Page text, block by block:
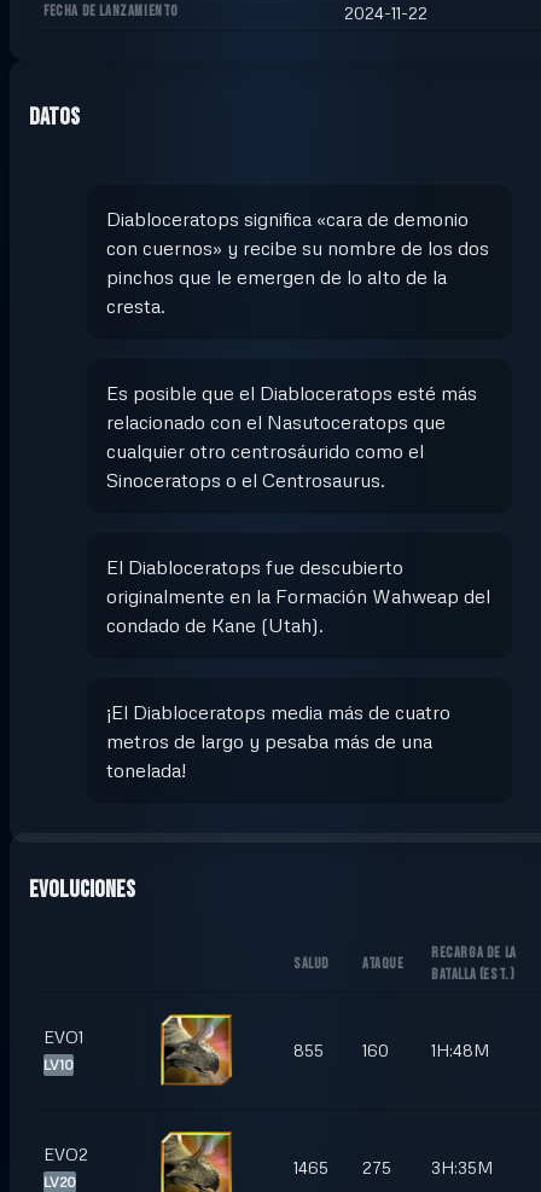
FECHA DE LANZAMIENTO 2024-11-22
Datos
Diabloceratops significa «cara de demonio
con cuernos» y recibe su nombre de los dos
pinchos que le emergen de lo alto de la
cresta.
Es posible que el Diabloceratops esté más
relacionado con el Nasutoceratops que
cualquier otro centrosáurido como el
Sinoceratops o el Centrosaurus.
El Diabloceratops fue descubierto
originalmente en la Formación Wahweap del
condado de Kane (Utah).
¡El Diabloceratops media más de cuatro
metros de largo y pesaba más de una
tonelada!
Evoluciones
SALUD ATAQUE
RECARGA DE LA
BATALLA (EST.)
EVO1
LV10
855 160 1H:48M
EVO2
LV20
1465 275 3H:35M